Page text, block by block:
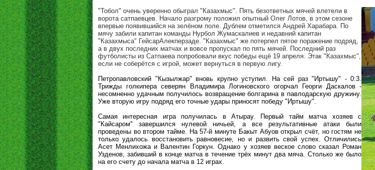
"Тобол" очень уверенно обыграл "Казахмыс". Пять безответных мячей влетели в
ворота сатпаевцев. Начало разгрому положил опытный Олег Лотов, в этом сезоне
впервые появившийся на зелёном поле. Дублем отметился Андрей Харабара. По
мячу забили капитан команды Нурбол Жумаскалиев и недавний капитан
"Казахмыса" ГейсарАлекперзаде. "Казахмыс" же потерпел пятое поражение подряд,
а в двух последних матчах и вовсе пропускал по пять мячей. Последний раз
футболисты из Сатпаева попробовали вкус победы ещё 19 апреля. Этак "Казахмыс",
если не соберётся с игрой, может вернуться в первую лигу.
Петропавловский "Кызылжар" вновь крупно уступил. На сей раз "Иртышу" - 0:3.
Трижды голкипера северян Владимира Логиновского огорчал Георги Даскалов -
несомненно удачным получилось возвращение болгарина в павлодарскую дружину.
Уже вторую игру подряд его точные удары приносят победу "Иртышу".
Самая интересная игра получилась в Атырау. Первый тайм матча хозяев с
"Кайсаром" завершился нулевой ничьей, а все результативные атаки были
проведены во втором тайме. На 57-й минуте Бакыт Абуов открыл счёт, но гостям не
только удалось восстановить равновесие, но и развить свой успех. Отличились
Асет Менлихожа и Валентин Горкун. Однако у хозяев веское слово сказал Роман
Узденов, забивший в конце матча в течение трёх минут два мяча. Столько же было
на его счету до начала матча в 12 играх.